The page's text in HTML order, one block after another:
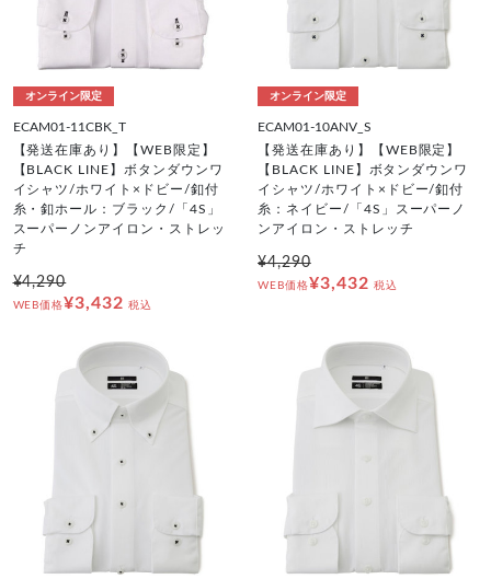
オンライン限定
ECAM01-11CBK_T
【発送在庫あり】【WEB限定】
【BLACK LINE】ボタンダウンワ
イシャツ/ホワイト×ドビー/釦付
糸・釦ホール：ブラック/「4S」
スーパーノンアイロン・ストレッ
チ
¥4,290
WEB価格¥3,432 税込
オンライン限定
ECAM01-10ANV_S
【発送在庫あり】【WEB限定】
【BLACK LINE】ボタンダウンワ
イシャツ/ホワイト×ドビー/釦付
糸：ネイビー/「4S」スーパーノ
ンアイロン・ストレッチ
¥4,290
WEB価格¥3,432 税込